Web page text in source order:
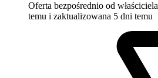
Oferta bezpośrednio od właściciela
temu i zaktualizowana 5 dni temu